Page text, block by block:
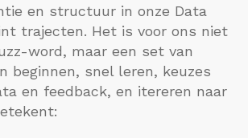
en structuur in onze Data
trajecten. Het is voor ons niet
word, maar een set van
beginnen, snel leren, keuzes
en feedback, en itereren naar